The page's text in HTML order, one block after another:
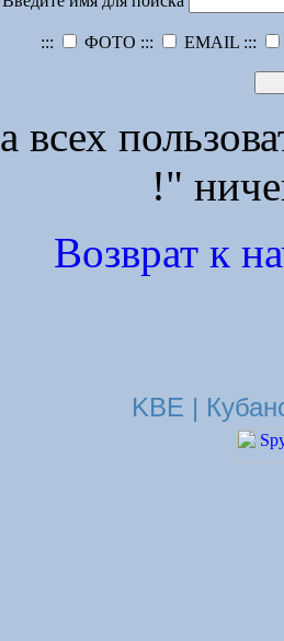
::: ФОТО ::: EMAIL :::
всех
!"
Возврат к
KBE |